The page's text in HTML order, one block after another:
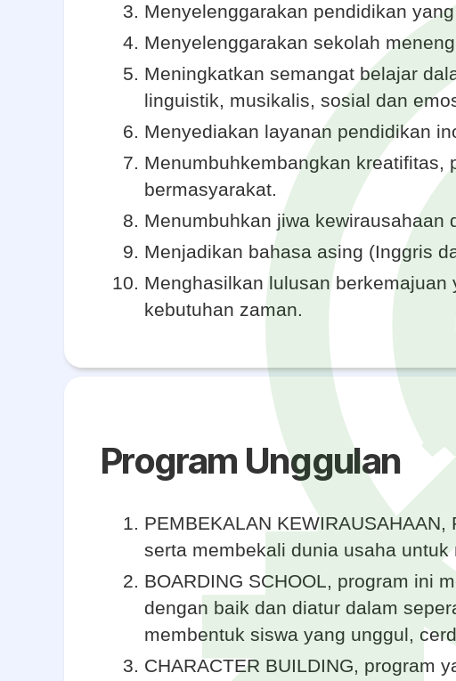
Menyelenggarakan pendidikan
Menyelenggarakan sekolah
Meningkatkan semangat belajar
linguistik, musikalis, sosial dan
Menyediakan layanan pendidikan
Menumbuhkembangkan kreatifitas,
bermasyarakat.
Menumbuhkan jiwa kewirausahaan
Menjadikan bahasa asing (Inggris
Menghasilkan lulusan
kebutuhan zaman.
Program Unggulan
PEMBEKALAN
serta membekali dunia usaha
BOARDING SCHOOL, program ini
dengan baik dan diatur dalam
membentuk siswa yang unggul,
CHARACTER BUILDING, program